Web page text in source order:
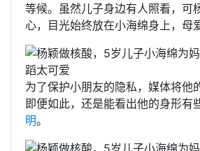
等候。虽然儿子身边有人照看，可
心，目光始终放在小海绵身上，母
为了保护小朋友的隐私，媒体将他
即便如此，还是能看出他的身形有
明。